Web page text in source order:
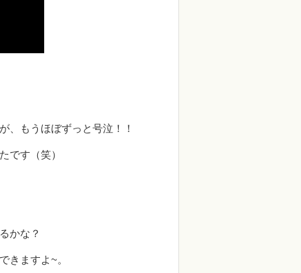
、もうほぼずっと号泣！！
です（笑）
かな？
きますよ~。